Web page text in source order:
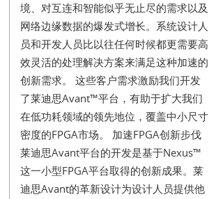
境、对互连和智能似乎无止尽的需求以及
网络边缘数据的爆发式增长。系统设计人
员和开发人员比以往任何时候都更需要高
效灵活的处理解决方案来满足这种加速的
创新需求。 这些客户需求激励我们开发
了莱迪思Avant™平台，有助于扩大我们
在低功耗领域的领先地位，覆盖中小尺寸
密度的FPGA市场。 加速FPGA创新步伐
莱迪思Avant平台的开发是基于Nexus™
这一小型FPGA平台取得的创新成果。莱
迪思Avant的革新设计为设计人员提供他